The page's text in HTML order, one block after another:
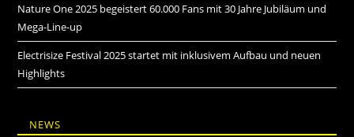
Nature One 2025 begeistert 60.000 Fans mit 30 Jahre Jubiläum und
Mega-Line-up
Electrisize Festival 2025 startet mit inklusivem Aufbau und neuen
Highlights
NEWS